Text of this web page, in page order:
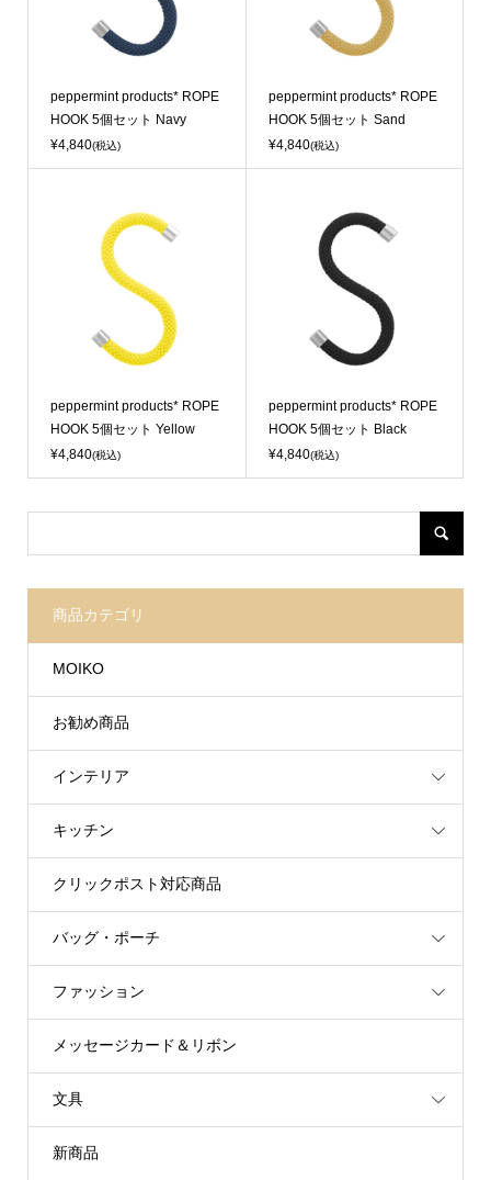
peppermint products* ROPE
HOOK 5個セット Navy
¥4,840(税込)
peppermint products* ROPE
HOOK 5個セット Sand
¥4,840(税込)
peppermint products* ROPE
HOOK 5個セット Yellow
¥4,840(税込)
peppermint products* ROPE
HOOK 5個セット Black
¥4,840(税込)
商品カテゴリ
MOIKO
お勧め商品
インテリア
キッチン
クリックポスト対応商品
バッグ・ポーチ
ファッション
メッセージカード＆リボン
文具
新商品